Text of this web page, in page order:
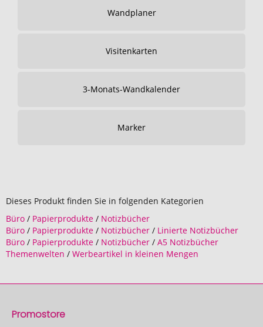
Wandplaner
Visitenkarten
3-Monats-Wandkalender
Marker
Dieses Produkt finden Sie in folgenden Kategorien
Büro / Papierprodukte / Notizbücher
Büro / Papierprodukte / Notizbücher / Linierte Notizbücher
Büro / Papierprodukte / Notizbücher / A5 Notizbücher
Themenwelten / Werbeartikel in kleinen Mengen
Promostore